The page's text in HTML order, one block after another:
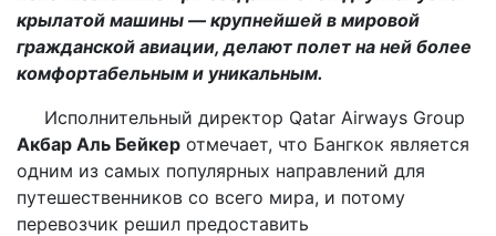
крылатой машины — крупнейшей в мировой
гражданской авиации, делают полет на ней более
комфортабельным и уникальным.
Исполнительный директор Qatar Airways Group
Акбар Аль Бейкер отмечает, что Бангкок является
одним из самых популярных направлений для
путешественников со всего мира, и потому
перевозчик решил предоставить